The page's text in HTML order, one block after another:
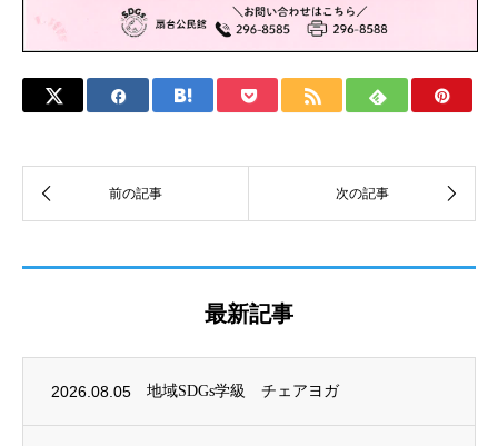
最新記事
2026.08.05 地域SDGs学級 チェアヨガ